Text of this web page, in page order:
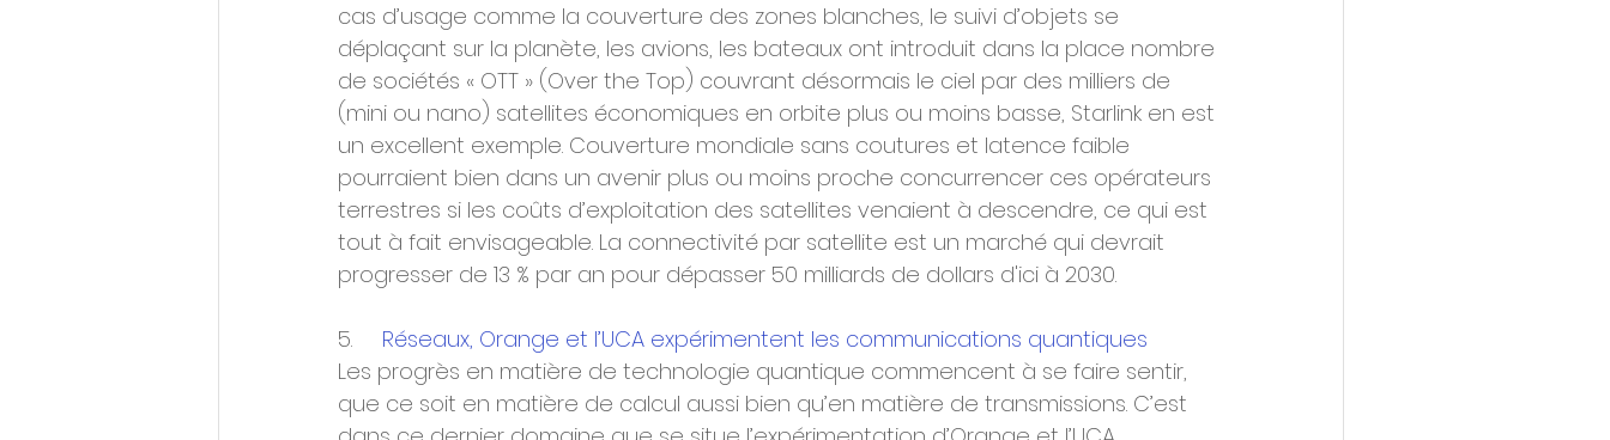
cas d’usage comme la couverture des zones blanches, le suivi d’objets se
déplaçant sur la planète, les avions, les bateaux ont introduit dans la place nombre
de sociétés « OTT » (Over the Top) couvrant désormais le ciel par des milliers de
(mini ou nano) satellites économiques en orbite plus ou moins basse, Starlink en est
un excellent exemple. Couverture mondiale sans coutures et latence faible
pourraient bien dans un avenir plus ou moins proche concurrencer ces opérateurs
terrestres si les coûts d’exploitation des satellites venaient à descendre, ce qui est
tout à fait envisageable. La connectivité par satellite est un marché qui devrait
progresser de 13 % par an pour dépasser 50 milliards de dollars d'ici à 2030.
5. Réseaux, Orange et l’UCA expérimentent les communications quantiques
Les progrès en matière de technologie quantique commencent à se faire sentir,
que ce soit en matière de calcul aussi bien qu’en matière de transmissions. C’est